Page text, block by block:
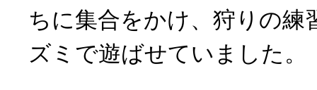
ちに集合をかけ、狩りの練
ズミで遊ばせていました。